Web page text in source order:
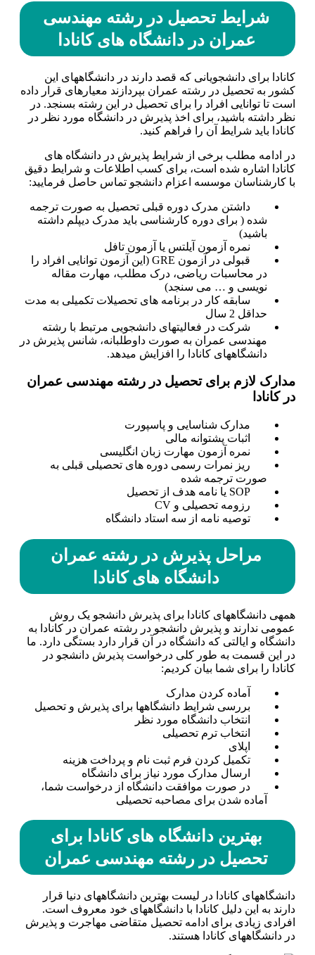
شرایط تحصیل در رشته مهندسی
عمران در دانشگاه­ های کانادا
کانادا برای دانشجویانی که قصد دارند در دانشگاه­های این
کشور به تحصیل در رشته عمران بپردازند معیارهای قرار داده
است تا توانایی افراد را برای تحصیل در این رشته بسنجد. در
نظر داشته باشید، برای اخذ پذیرش در دانشگاه مورد نظر در
کانادا باید شرایط آن را فراهم کنید.
در ادامه مطلب برخی از شرایط پذیرش در دانشگاه­ های
کانادا اشاره شده است، برای کسب اطلاعات و شرایط دقیق
با کارشناسان موسسه اعزام دانشجو تماس حاصل فرمایید:
داشتن مدرک دوره قبلی تحصیل به صورت ترجمه
شده ( برای دوره کارشناسی باید مدرک دیپلم داشته
باشید)
نمره آزمون آیلتس یا آزمون تافل
قبولی در آزمون GRE (این آزمون توانایی افراد را
در محاسبات ریاضی، درک مطلب، مهارت مقاله
نویسی و … می سنجد)
سابقه کار در برنامه های تحصیلات تکمیلی به مدت
حداقل 2 سال
شرکت در فعالیت­های دانشجویی مرتبط با رشته
مهندسی عمران به صورت داوطلبانه، شانس پذیرش در
دانشگاه­های کانادا را افزایش می­دهد.
مدارک لازم برای تحصیل در رشته مهندسی عمران
در کانادا
مدارک شناسایی و پاسپورت
اثبات پشتوانه مالی
نمره آزمون مهارت زبان انگلیسی
ریز نمرات رسمی دوره های تحصیلی قبلی به
صورت ترجمه شده
SOP یا نامه هدف از تحصیل
رزومه تحصیلی و CV
توصیه نامه از سه استاد دانشگاه
مراحل پذیرش در رشته عمران
دانشگاه­ های کانادا
همه­ی دانشگاه­های کانادا برای پذیرش دانشجو یک روش
عمومی ندارند و پذیرش دانشجو در رشته عمران در کانادا به
دانشگاه و ایالتی که دانشگاه در آن قرار دارد بستگی دارد. ما
در این قسمت به طور کلی درخواست پذیرش دانشجو در
کانادا را برای شما بیان کردیم:
آماده کردن مدارک
بررسی شرایط دانشگاه­ها برای پذیرش و تحصیل
انتخاب دانشگاه مورد نظر
انتخاب ترم تحصیلی
اپلای
تکمیل کردن فرم ثبت نام و پرداخت هزینه
ارسال مدارک مورد نیاز برای دانشگاه
در صورت موافقت دانشگاه از درخواست شما،
آماده شدن برای مصاحبه تحصیلی
بهترین دانشگاه­ های کانادا برای
تحصیل در رشته مهندسی عمران
دانشگاه­های کانادا در لیست بهترین دانشگاه­های دنیا قرار
دارند به این دلیل کانادا با دانشگاه­های خود معروف است.
افرادی زیادی برای ادامه تحصیل متقاضی مهاجرت و پذیرش
در دانشگاه­های کانادا هستند.